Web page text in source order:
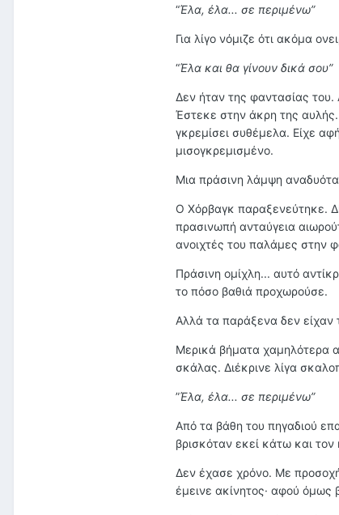
“Έλα, έλα... σε περιμένω”
Για λίγο νόμιζε ότι ακόμα
“Έλα και θα γίνουν δικά σου”
Δεν ήταν της φαντασίας
Έστεκε στην άκρη της
γκρεμίσει συθέμελα. Είχε
μισογκρεμισμένο.
Μια πράσινη λάμψη
Ο Χόρβαγκ παραξενεύτηκε.
πρασινωπή ανταύγεια
ανοιχτές του παλάμες στην
Πράσινη ομίχλη... αυτό
το πόσο βαθιά προχωρούσε.
Αλλά τα παράξενα δεν είχαν
Μερικά βήματα χαμηλότερα
σκάλας. Διέκρινε λίγα
”Έλα, έλα... σε περιμένω”
Από τα βάθη του πηγαδιού
βρισκόταν εκεί κάτω και
Δεν έχασε χρόνο. Με
έμεινε ακίνητος· αφού όμως